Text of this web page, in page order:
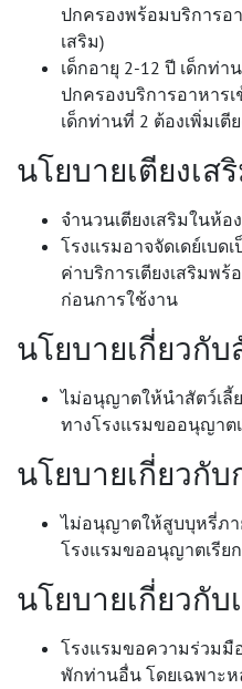
ปกครองพร้อมบริการอ
เสริม)
เด็กอายุ 2-12 ปี เด็กท่
ปกครองบริการอาหารเ
เด็กท่านที่ 2 ต้องเพิ่มเตี
นโยบายเตียงเส
จำนวนเตียงเสริมในห้อ
โรงแรมอาจจัดเดย์เบด
ค่าบริการเตียงเสริมพ
ก่อนการใช้งาน
นโยบายเกี่ยวกับ
ไม่อนุญาตให้นำสัตว์เลี้
ทางโรงแรมขออนุญาต
นโยบายเกี่ยวกั
ไม่อนุญาตให้สูบบุหรี่ภ
โรงแรมขออนุญาตเรีย
นโยบายเกี่ยวกับ
โรงแรมขอความร่วมมื
พักท่านอื่น โดยเฉพาะห